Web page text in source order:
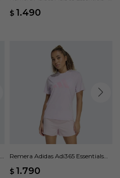
$ 1.490
Remera Adidas Adi365 Essentials
$ 1.790